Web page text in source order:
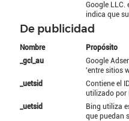
Google LLC.
indica que
De publicidad
Nombre
Propósito
_gcl_au
Google
'entre sitios
_uetsid
Contiene el
utilizado por
_uetsid
Bing utiliza
que puedan